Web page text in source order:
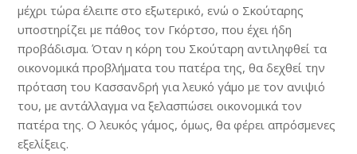
μέχρι τώρα έλειπε στο εξωτερικό, ενώ ο Σκούταρης
υποστηρίζει με πάθος τον Γκόρτσο, που έχει ήδη
προβάδισμα. Όταν η κόρη του Σκούταρη αντιληφθεί τα
οικονομικά προβλήματα του πατέρα της, θα δεχθεί την
πρόταση του Κασσανδρή για λευκό γάμο με τον ανιψιό
του, με αντάλλαγμα να ξελασπώσει οικονομικά τον
πατέρα της. Ο λευκός γάμος, όμως, θα φέρει απρόσμενες
εξελίξεις.